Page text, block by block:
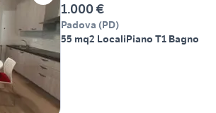
1.000 €
Padova (PD)
55 mq2 LocaliPiano T1 Bagno